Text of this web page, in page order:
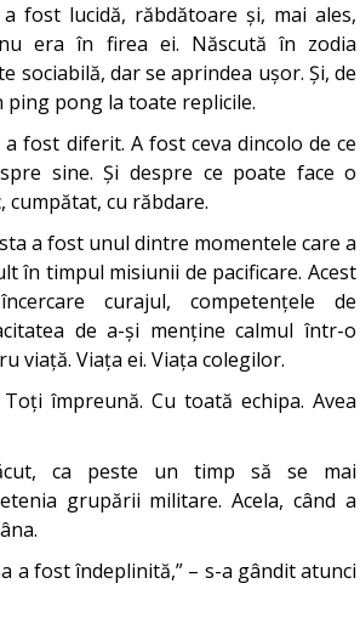
fost lucidă, răbdătoare și, mai ales,
nu era în firea ei. Născută în zodia
sociabilă, dar se aprindea ușor. Și, de
ping pong la toate replicile.
fost diferit. A fost ceva dincolo de ce
sine. Și despre ce poate face o
cumpătat, cu răbdare.
a fost unul dintre momentele care a
în timpul misiunii de pacificare. Acest
curajul, competențele de
de a-și menține calmul într-o
viață. Viața ei. Viața colegilor.
împreună. Cu toată echipa. Avea
ca peste un timp să se mai
grupării militare. Acela, când a
a fost îndeplinită,” – s-a gândit atunci